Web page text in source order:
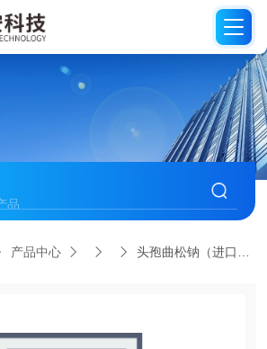
产品中心 头孢曲松钠（进口分装）1g